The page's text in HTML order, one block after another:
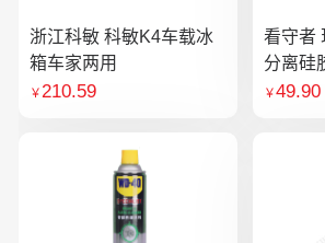
浙江科敏 科敏K4车载冰
箱车家两用
￥210.59
看守者
分离硅
个口罩
￥49.90